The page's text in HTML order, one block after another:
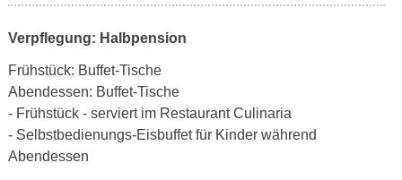
Verpflegung: Halbpension
Frühstück: Buffet-Tische
Abendessen: Buffet-Tische
- Frühstück - serviert im Restaurant Culinaria
- Selbstbedienungs-Eisbuffet für Kinder während
Abendessen